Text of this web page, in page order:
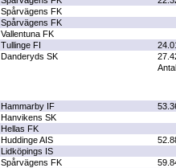
Spårvägens FK
Spårvägens FK
Vallentuna FK
Tullinge FI
Danderyds SK
Hammarby IF
Hanvikens SK
Hellas FK
Huddinge AIS
Lidköpings IS
Spårvägens FK